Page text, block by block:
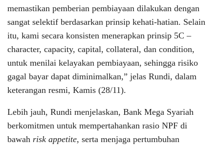
memastikan pemberian pembiayaan dilakukan dengan
sangat selektif berdasarkan prinsip kehati-hatian. Selain
itu, kami secara konsisten menerapkan prinsip 5C –
character, capacity, capital, collateral, dan condition,
untuk menilai kelayakan pembiayaan, sehingga risiko
gagal bayar dapat diminimalkan,” jelas Rundi, dalam
keterangan resmi, Kamis (28/11).
Lebih jauh, Rundi menjelaskan, Bank Mega Syariah
berkomitmen untuk mempertahankan rasio NPF di
bawah risk appetite, serta menjaga pertumbuhan